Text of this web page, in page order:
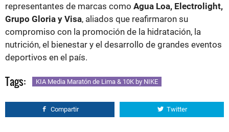
representantes de marcas como Agua Loa, Electrolight,
Grupo Gloria y Visa, aliados que reafirmaron su
compromiso con la promoción de la hidratación, la
nutrición, el bienestar y el desarrollo de grandes eventos
deportivos en el país.
Tags: KIA Media Maratón de Lima & 10K by NIKE
Compartir Twitter